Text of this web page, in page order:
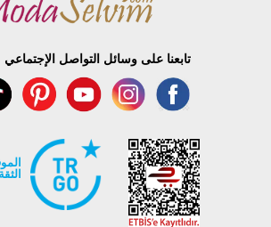
تابعنا على وسائل التواصل الإجتماعي